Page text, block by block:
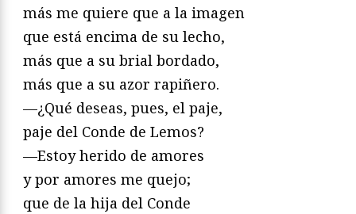
más me quiere que a la imagen
que está encima de su lecho,
más que a su brial bordado,
más que a su azor rapiñero.
—¿Qué deseas, pues, el paje,
paje del Conde de Lemos?
—Estoy herido de amores
y por amores me quejo;
que de la hija del Conde